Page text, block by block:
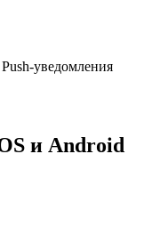
Push-уведомления
и Android